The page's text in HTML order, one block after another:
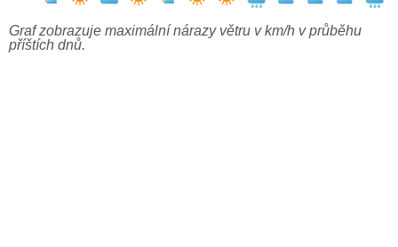
Graf zobrazuje maximální nárazy větru v km/h v průběhu
příštích dnů.